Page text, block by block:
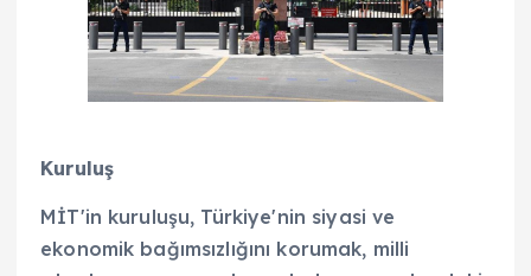
Kuruluş
MİT'in kuruluşu, Türkiye'nin siyasi ve
ekonomik bağımsızlığını korumak, milli